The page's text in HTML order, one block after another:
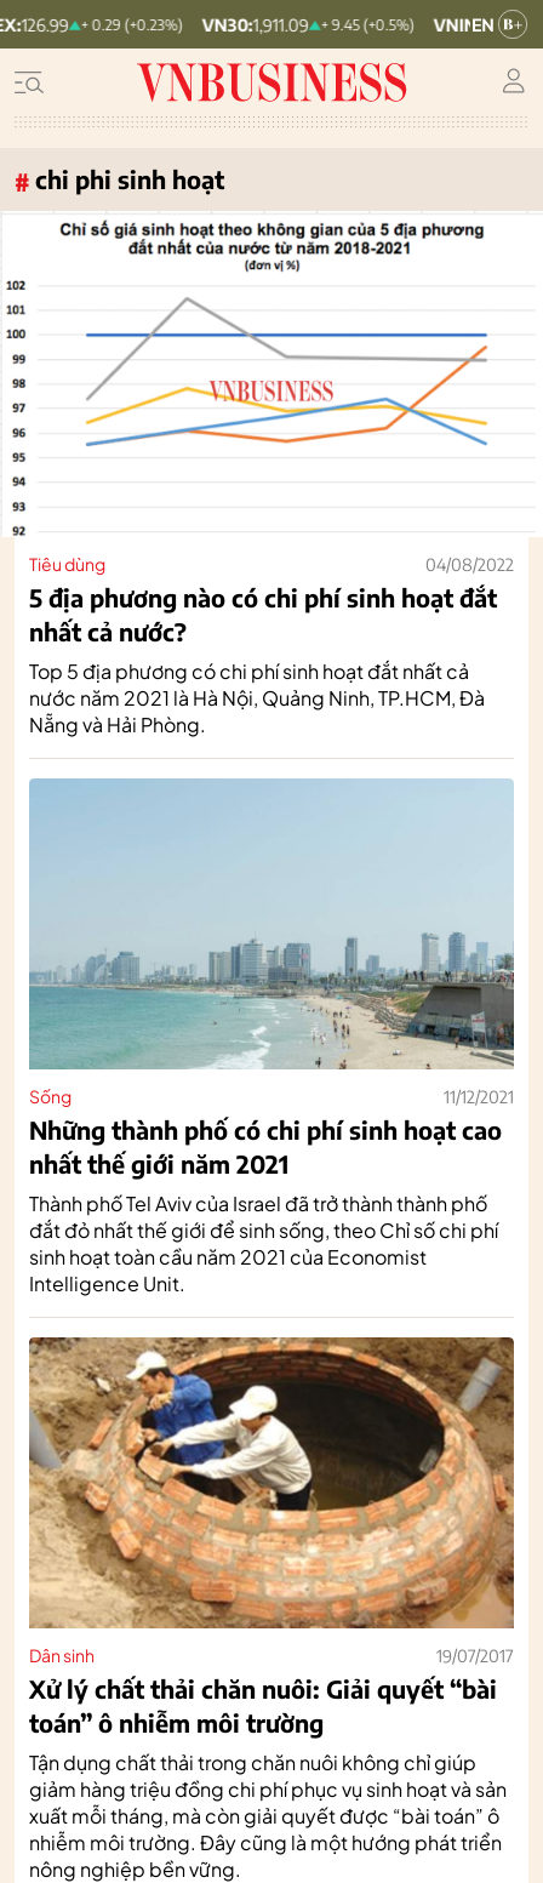
+ 0.29 (+0.23%) VN30:1,911.09 + 9.45 (+0.5%) VNINDEX: 1,768.06
# chi phi sinh hoạt
Tiêu dùng 04/08/2022
5 địa phương nào có chi phí sinh hoạt đắt
nhất cả nước?
Top 5 địa phương có chi phí sinh hoạt đắt nhất cả
nước năm 2021 là Hà Nội, Quảng Ninh, TP.HCM, Đà
Nẵng và Hải Phòng.
Sống 11/12/2021
Những thành phố có chi phí sinh hoạt cao
nhất thế giới năm 2021
Thành phố Tel Aviv của Israel đã trở thành thành phố
đắt đỏ nhất thế giới để sinh sống, theo Chỉ số chi phí
sinh hoạt toàn cầu năm 2021 của Economist
Intelligence Unit.
Dân sinh 19/07/2017
Xử lý chất thải chăn nuôi: Giải quyết “bài
toán” ô nhiễm môi trường
Tận dụng chất thải trong chăn nuôi không chỉ giúp
giảm hàng triệu đồng chi phí phục vụ sinh hoạt và sản
xuất mỗi tháng, mà còn giải quyết được “bài toán” ô
nhiễm môi trường. Đây cũng là một hướng phát triển
nông nghiệp bền vững.